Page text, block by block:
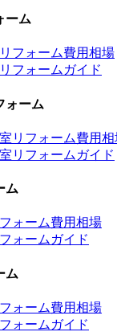
ーム
フォーム費用相場
フォームガイド
ォーム
リフォーム費用相
リフォームガイド
ム
ォーム費用相場
ォームガイド
ム
ォーム費用相場
ォームガイド